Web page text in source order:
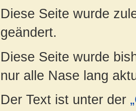
Diese Seite wurde
geändert.
Diese Seite wurde
nur alle Nase lang
Der Text ist unter der